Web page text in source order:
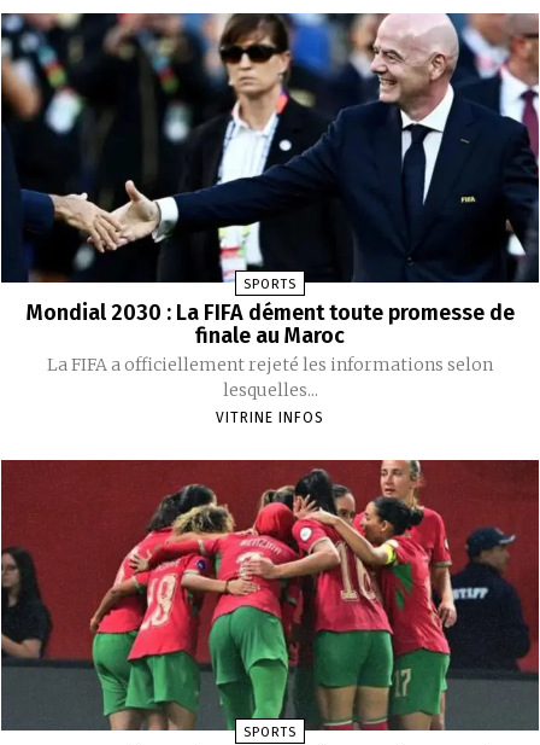
SPORTS
Mondial 2030 : La FIFA dément toute promesse de
finale au Maroc
La FIFA a officiellement rejeté les informations selon
lesquelles...
VITRINE INFOS
SPORTS